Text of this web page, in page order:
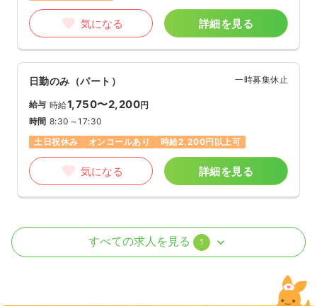
気になる 詳細を見る
日勤のみ（パート） 一時募集休止
給与 時給1,750〜2,200円
時間 8:30～17:30
土日祝休み
オンコールあり 時給2,200円以上可
気になる 詳細を見る
外来 すべての求人を見る 1